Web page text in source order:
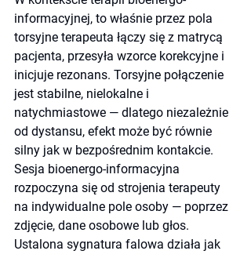
informacyjnej, to właśnie przez pola
torsyjne terapeuta łączy się z matrycą
pacjenta, przesyła wzorce korekcyjne i
inicjuje rezonans. Torsyjne połączenie
jest stabilne, nielokalne i
natychmiastowe — dlatego niezależnie
od dystansu, efekt może być równie
silny jak w bezpośrednim kontakcie.
Sesja bioenergo-informacyjna
rozpoczyna się od strojenia terapeuty
na indywidualne pole osoby — poprzez
zdjęcie, dane osobowe lub głos.
Ustalona sygnatura falowa działa jak